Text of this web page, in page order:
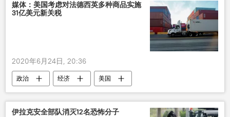
媒体：美国考虑对法德西英多种商品实施
31亿美元新关税
2020年6月24日, 20:36
政治 经济 美国
伊拉克安全部队消灭12名恐怖分子